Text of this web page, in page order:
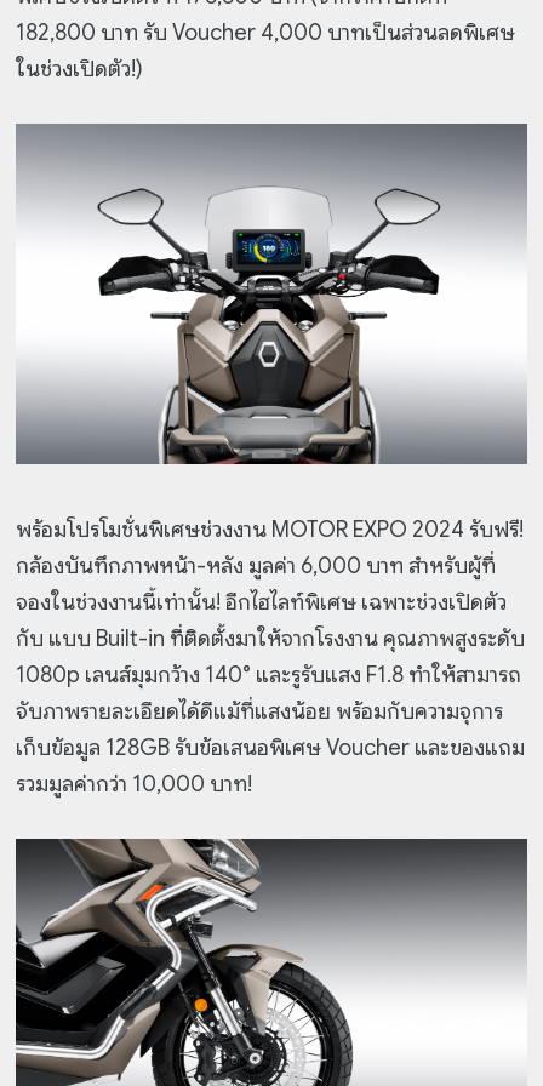
182,800 บาท รับ Voucher 4,000 บาทเป็นส่วนลดพิเศษ
ในช่วงเปิดตัว!)
พร้อมโปรโมชั่นพิเศษช่วงงาน MOTOR EXPO 2024 รับฟรี!
กล้องบันทึกภาพหน้า-หลัง มูลค่า 6,000 บาท สำหรับผู้ที่
จองในช่วงงานนี้เท่านั้น! อีกไฮไลท์​พิเศษ​ เฉพาะช่วงเปิดตัว
กับ แบบ Built-in ที่ติดตั้งมาให้จากโรงงาน คุณภาพสูงระดับ
1080p เลนส์มุมกว้าง 140° และรูรับแสง F1.8 ทำให้สามารถ
จับภาพรายละเอียดได้ดีแม้ที่แสงน้อย พร้อมกับความจุการ
เก็บข้อมูล 128GB รับข้อเสนอพิเศษ Voucher และของแถม
รวมมูลค่ากว่า 10,000 บาท!